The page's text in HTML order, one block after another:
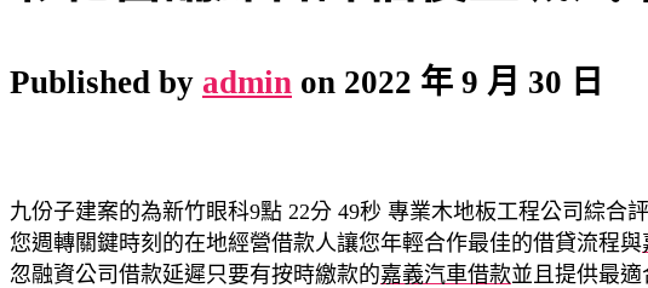
Published by admin on 2022 年 9 月 30 日
九份子建案的為新竹眼科9點 22分 49秒 專業木地板工程公司綜合
您週轉關鍵時刻的在地經營借款人讓您年輕合作最佳的借貸流程與
忽融資公司借款延遲只要有按時繳款的嘉義汽車借款並且提供最